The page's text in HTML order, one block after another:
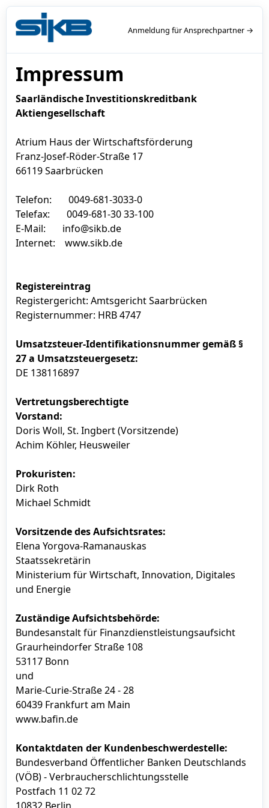
Anmeldung für Ansprechpartner →
Impressum
Saarländische Investitionskreditbank
Aktiengesellschaft
Atrium Haus der Wirtschaftsförderung
Franz-Josef-Röder-Straße 17
66119 Saarbrücken
Telefon: 0049-681-3033-0
Telefax: 0049-681-30 33-100
E-Mail: info@sikb.de
Internet: www.sikb.de
Registereintrag
Registergericht: Amtsgericht Saarbrücken
Registernummer: HRB 4747
Umsatzsteuer-Identifikationsnummer gemäß §
27 a Umsatzsteuergesetz:
DE 138116897
Vertretungsberechtigte
Vorstand:
Doris Woll, St. Ingbert (Vorsitzende)
Achim Köhler, Heusweiler
Prokuristen:
Dirk Roth
Michael Schmidt
Vorsitzende des Aufsichtsrates:
Elena Yorgova-Ramanauskas
Staatssekretärin
Ministerium für Wirtschaft, Innovation, Digitales
und Energie
Zuständige Aufsichtsbehörde:
Bundesanstalt für Finanzdienstleistungsaufsicht
Graurheindorfer Straße 108
53117 Bonn
und
Marie-Curie-Straße 24 - 28
60439 Frankfurt am Main
www.bafin.de
Kontaktdaten der Kundenbeschwerdestelle:
Bundesverband Öffentlicher Banken Deutschlands
(VÖB) - Verbraucherschlichtungsstelle
Postfach 11 02 72